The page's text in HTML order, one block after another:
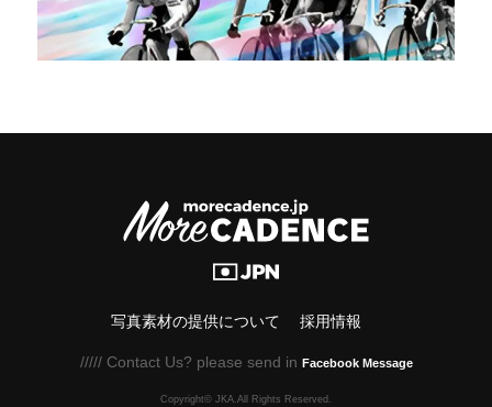
写真素材の提供について 採用情報
///// Contact Us? please send in Facebook Message
Copyright© JKA.All Rights Reserved.